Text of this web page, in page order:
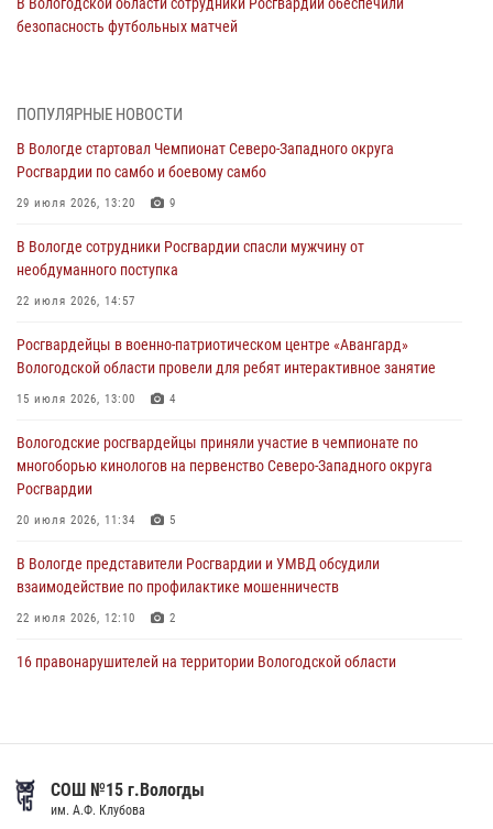
безопасность футбольных матчей
задержали сотрудники вневедомственной охраны Росгвардии за
минувшую неделю
09 августа 2026, 06:13
области за минувшую неделю
08 августа 2026, 06:04
05 августа 2026, 12:53
В Белозерске задержали мужчин, подозреваемых в угоне
03 августа 2026, 12:06
Росгвардейцы задержали череповчанина, устроившего дебош
в увеселительном заведении
ПОПУЛЯРНЫЕ НОВОСТИ
В Вологде стартовал Чемпионат Северо-Западного округа
Росгвардии по самбо и боевому самбо
29 июля 2026, 13:20 9
В Вологде сотрудники Росгвардии спасли мужчину от
необдуманного поступка
22 июля 2026, 14:57
Росгвардейцы в военно-патриотическом центре «Авангард»
Вологодской области провели для ребят интерактивное занятие
15 июля 2026, 13:00 4
Вологодские росгвардейцы приняли участие в чемпионате по
многоборью кинологов на первенство Северо-Западного округа
Росгвардии
20 июля 2026, 11:34 5
В Вологде представители Росгвардии и УМВД обсудили
взаимодействие по профилактике мошенничеств
22 июля 2026, 12:10 2
16 правонарушителей на территории Вологодской области
В Великом Устюге росгвардейцы задержали мужчин, устроивших
стрельбу
СОШ №15 г.Вологды
им. А.Ф. Клубова